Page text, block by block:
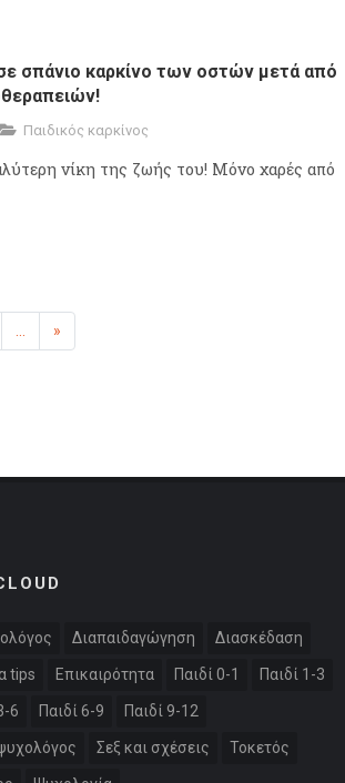
σπάνιο καρκίνο των οστών μετά από
Παιδικός καρκίνος
νίκη της ζωής του! Μόνο χαρές από
»
Διαπαιδαγώγηση Διασκέδαση
tips Επικαιρότητα Παιδί 0-1 Παιδί 1-3
6 Παιδί 6-9 Παιδί 9-12
Σεξ και σχέσεις Τοκετός